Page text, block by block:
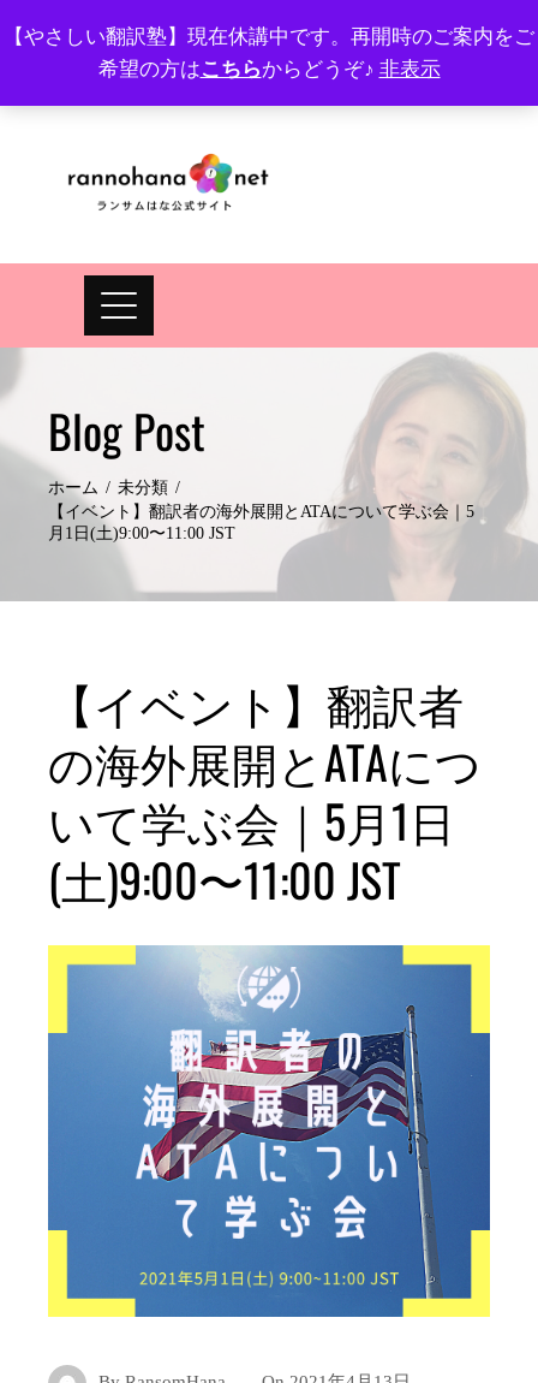
【やさしい翻訳塾】現在休講中です。再開時のご案内をご
希望の方はこちらからどうぞ♪ 非表示
プロフィール FAQ Site map JA EN
Blog Post
ホーム
未分類
【イベント】翻訳者の海外展開とATAについて学ぶ会｜5
月1日(土)9:00〜11:00 JST
【イベント】翻訳者
の海外展開とATAにつ
いて学ぶ会｜5月1日
(土)9:00〜11:00 JST